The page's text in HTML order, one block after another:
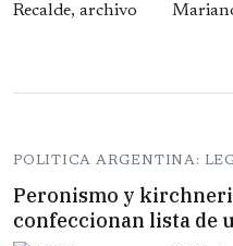
POLITICA ARGENTINA:
Peronismo y
confeccionan lista de